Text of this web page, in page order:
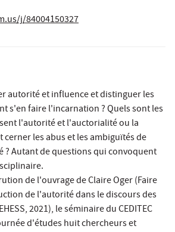
j/84004150327
autorité et influence et distinguer les
s'en faire l'incarnation ? Quels sont les
l'autorité et l'auctorialité ou la
cerner les abus et les ambiguïtés de
Autant de questions qui convoquent
de l'ouvrage de Claire Oger (Faire
de l'autorité dans le discours des
2021), le séminaire du CEDITEC
d'études huit chercheurs et